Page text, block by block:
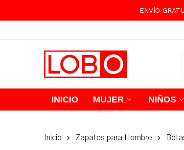
ENVÍO
INICIO MUJER NIÑOS
Inicio Zapatos para Hombre